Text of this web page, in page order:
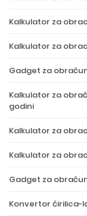
Kalkulator za
Kalkulator za
Gadget za
Kalkulator za
godini
Kalkulator za
Kalkulator za
Gadget za
Konvertor ćirilica-